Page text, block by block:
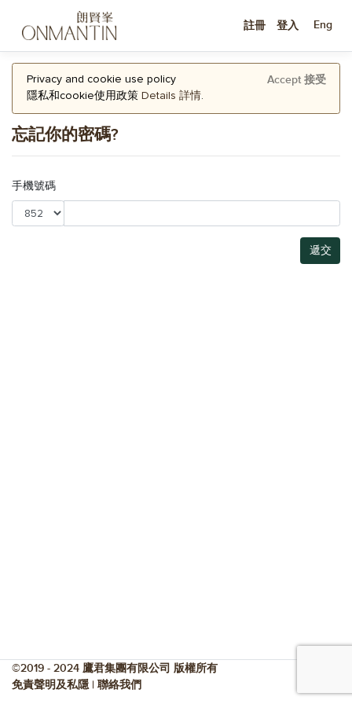
註冊 登入 Eng
Privacy and cookie use policy
隱私和cookie使用政策 Details 詳情.
Accept 接受
忘記你的密碼?
手機號碼
遞交
©2019 - 2024 鷹君集團有限公司 版權所有
免責聲明及私隱 | 聯絡我們